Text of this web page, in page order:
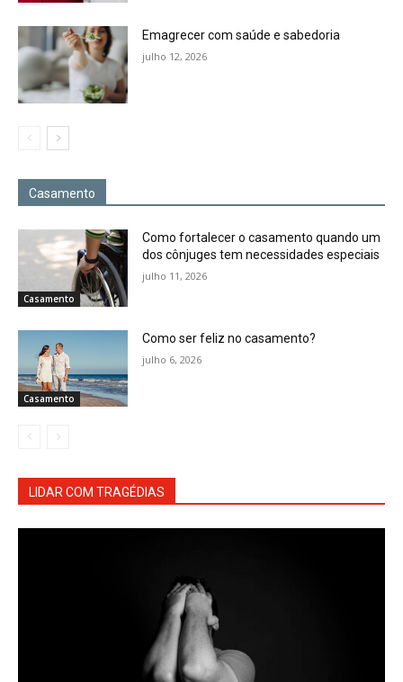
Emagrecer com saúde e sabedoria
julho 12, 2026
Casamento
Casamento
Como fortalecer o casamento quando um
dos cônjuges tem necessidades especiais
julho 11, 2026
Casamento
Como ser feliz no casamento?
julho 6, 2026
LIDAR COM TRAGÉDIAS